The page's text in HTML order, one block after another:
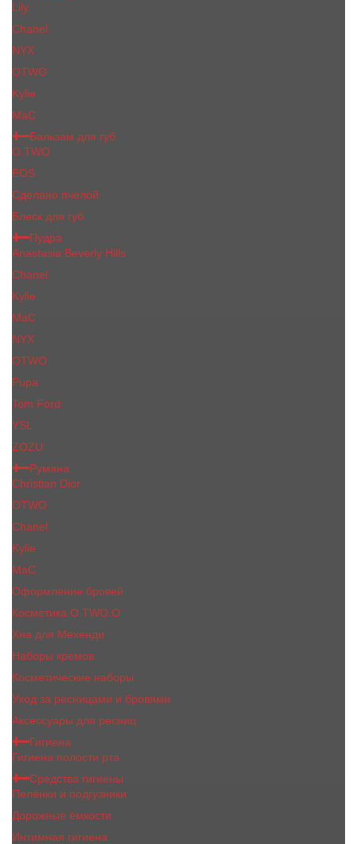
Lily
Chanel
NYX
OTWO
Kylie
МаС
Бальзам для губ
O.TWO
EOS
Сделано пчелой
Блеск для губ
Пудра
Anastasia Beverly Hills
Chanel
Kylie
MaC
NYX
OTWO
Pupa
Tom Ford
YSL
ZOZU
Румяна
Christian Dior
OTWO
Сhanеl
Kylie
MaC
Оформление бровей
Косметика O.TWO.O
Хна для Мехенди
Наборы кремов
Косметические наборы
Уход за ресницами и бровями
Аксессуары для ресниц
Гигиена
Гигиена полости рта
Средства гигиены
Пелёнки и подгузники
Дорожные ёмкости
Интимная гигиена